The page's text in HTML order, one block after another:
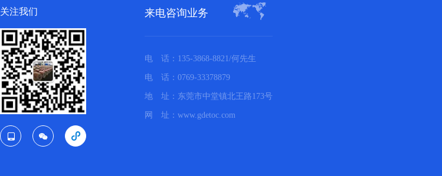
关注我们
  
来电咨询业务
电 话：135-3868-8821/何先生
电 话：0769-33378879
地 址：东莞市中堂镇北王路173号
网 址：www.gdetoc.com